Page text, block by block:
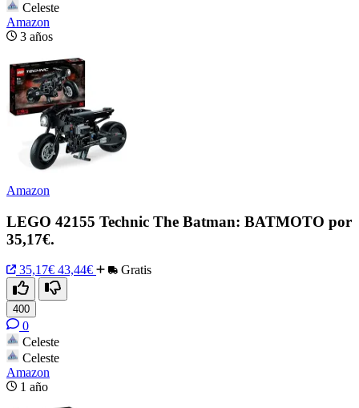
Celeste
Amazon
3 años
Amazon
LEGO 42155 Technic The Batman: BATMOTO por
35,17€.
35,17€ 43,44€ Gratis
400
0
Celeste
Celeste
Amazon
1 año